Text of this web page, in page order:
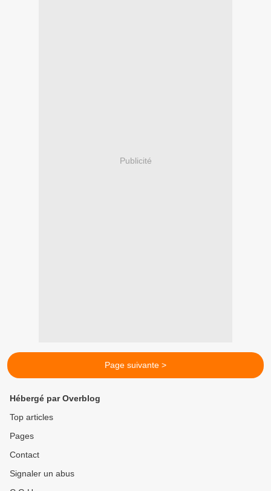
Publicité
Page suivante >
Hébergé par Overblog
Top articles
Pages
Contact
Signaler un abus